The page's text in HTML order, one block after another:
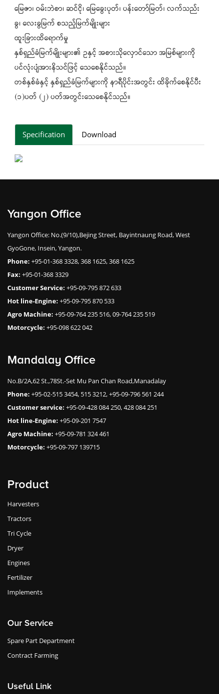
မြေဇာ၊ ဝမ်းဘဲစာ၊ ဆင်ငို၊ မြေခွေးပုတ်၊ ပန်းတော်မြတ်၊ လက်သည်း
ခွ၊ လေးခွမြက် စသည့်မြက်မျိုးများ
ထူးခြားထိရောက်မှု
နှစ်ရှည်ခံမြက်မျိုးများ၏ ဥနှင့် အစားသိုလှောင်သော အမြစ်များကို
ပင်လုံးပျံအားနိသင်ဖြင့် သေစေနိုင်သည်။
တစ်နှစ်ခံနှင့် နှစ်ရှည်ခံမြက်များကို နာရီပိုင်းအတွင်း ထိခိုက်စေနိုင်ပီး
(၁)ပတ် (၂) ပတ်အတွင်းသေစေနိုင်သည်။
Specification Download
Yangon Office
Yangon Office: No.(9/10),Bejing Street, Bayintnaung Road, West
GyoGone, Insein, Yangon.
Phone: +95-01-368 3328, 368 1625, 368 1625
Fax: +95-01-368 3329
Customer Service: +95-09-795 872 633
Hot line-Engine: +95-09-795 870 533
Agro Machine: +95-09-764 235 516, 09-764 235 519
Motorcycle: +95-098 622 042
Mandalay Office
No.B/2A,62 St.,78St.-Set Mu Pan Chan Road,Manadalay
Phone: +95-02-515 3454, 515 3212, +95-09-796 561 244
Customer service: +95-09-428 084 250, 428 084 251
Hot line-Engine: +95-09-201 7547
Agro Machine: +95-09-781 324 461
Motorcycle: +95-09-797 139715
Product
Harvesters
Tractors
Tri Cycle
Dryer
Engines
Fertilizer
Implements
Our Service
Spare Part Department
Contract Farming
Useful Link